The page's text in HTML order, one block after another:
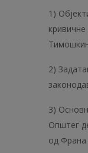
1)
2)
3)
Општег
од